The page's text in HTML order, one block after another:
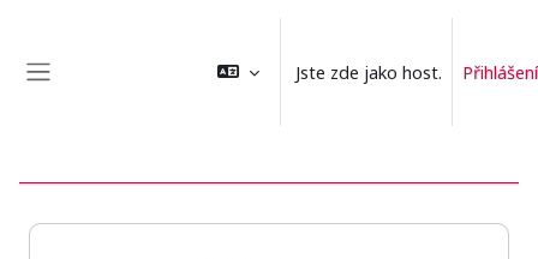
Jste zde jako host. Přihlášení